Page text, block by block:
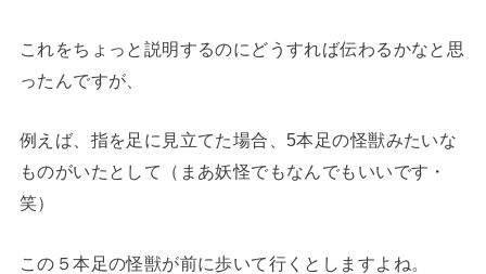
これをちょっと説明するのにどうすれば伝わるかなと思
ったんですが、
例えば、指を足に見立てた場合、5本足の怪獣みたいな
ものがいたとして（まあ妖怪でもなんでもいいです・
笑）
この５本足の怪獣が前に歩いて行くとしますよね。